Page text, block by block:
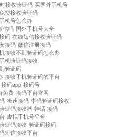
接收验证码 买国外手机号
免费接收验证码
机号怎么办
信吗 国外手机号大全
码 在线短信接收验证码
安接码 微信注册接码
接收不到验证码怎么办
手机验证码接收
验证码
接收手机验证码的平台
接码app 接码号
免费 接码平台官网
极速接码 牛码验证码接收
证码接收器 神话 接码
虚拟手机号平台
验证码接收 验证码接码
短信接收平台